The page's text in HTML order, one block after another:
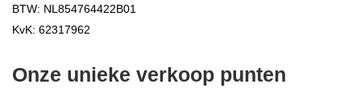
BTW: NL854764422B01
KvK: 62317962
Onze unieke verkoop punten